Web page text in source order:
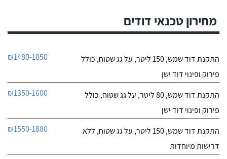
מחירון טכנאי דודים
התקנת דוד שמש, 150 ליטר, על גג שטוח, כולל
פירוק ופינוי דוד ישן
₪1480-1850
התקנת דוד שמש, 80 ליטר, על גג שטוח, כולל
פירוק ופינוי דוד ישן
₪1350-1600
התקנת דוד שמש, 150 ליטר, על גג שטוח, ללא
דרישות מיוחדות
₪1550-1880